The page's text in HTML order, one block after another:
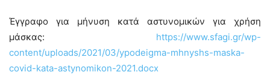
Έγγραφο για μήνυση κατά αστυνομικών για χρήση
μάσκας: https://www.sfagi.gr/wp-
content/uploads/2021/03/ypodeigma-mhnyshs-maska-
covid-kata-astynomikon-2021.docx